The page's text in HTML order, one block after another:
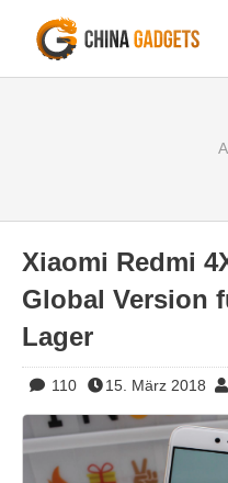
Xiaomi Redmi
Global Version
Lager
110 15. März 2018